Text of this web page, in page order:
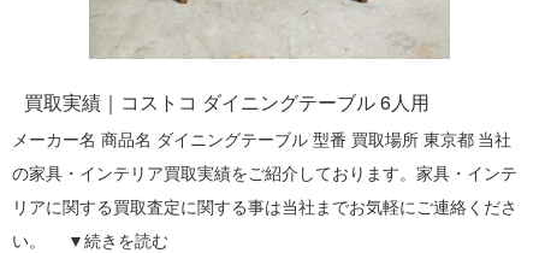
買取実績｜コストコ ダイニングテーブル 6人用
メーカー名 商品名 ダイニングテーブル 型番 買取場所 東京都 当社
の家具・インテリア買取実績をご紹介しております。家具・インテ
リアに関する買取査定に関する事は当社までお気軽にご連絡くださ
い。 ▼続きを読む